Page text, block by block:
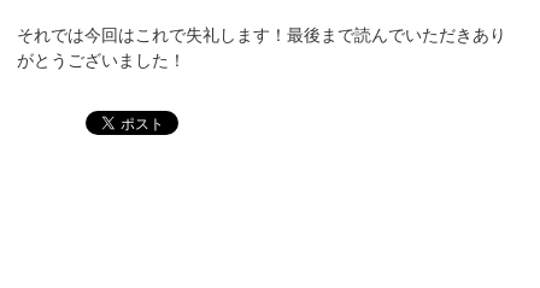
それでは今回はこれで失礼します！最後まで読んでいただきあり
がとうございました！